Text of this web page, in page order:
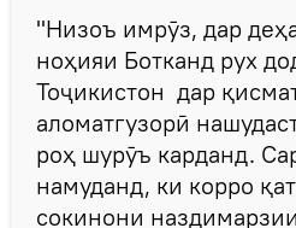
"Низоъ имрӯз, дар
ноҳияи Ботканд рух
Тоҷикистон дар
аломатгузорӣ
роҳ шурӯъ карданд.
намуданд, ки корро
сокинони